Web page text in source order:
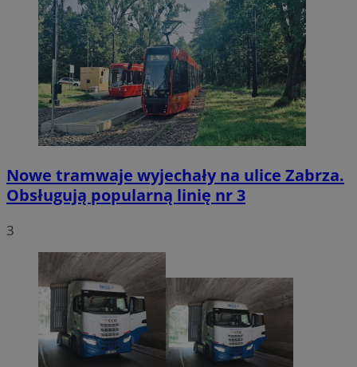
Nowe tramwaje wyjechały na ulice Zabrza.
Obsługują popularną linię nr 3
3